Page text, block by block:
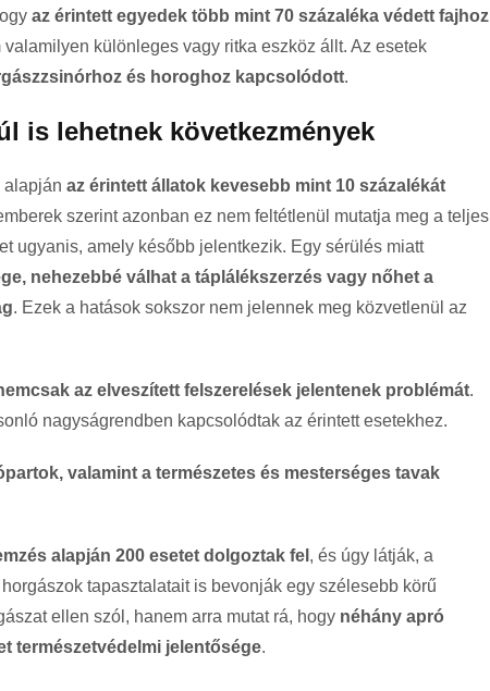
az érintett egyedek több mint 70 százaléka védett fajhoz
valamilyen különleges vagy ritka eszköz állt. Az esetek
és horoghoz kapcsolódott.
is lehetnek következmények
alapján az érintett állatok kevesebb mint 10 százalékát
szerint azonban ez nem feltétlenül mutatja meg a teljes
ugyanis, amely később jelentkezik. Egy sérülés miatt
nehezebbé válhat a táplálékszerzés vagy nőhet a
. Ezek a hatások sokszor nem jelennek meg közvetlenül az
az elveszített felszerelések jelentenek problémát.
nagyságrendben kapcsolódtak az érintett esetekhez.
valamint a természetes és mesterséges tavak
alapján 200 esetet dolgoztak fel , és úgy látják, a
tapasztalatait is bevonják egy szélesebb körű
ellen szól, hanem arra mutat rá, hogy néhány apró
természetvédelmi jelentősége.